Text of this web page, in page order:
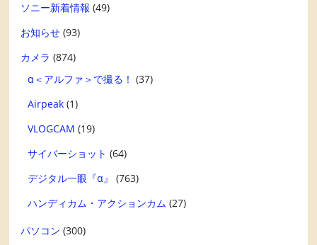
ソニー新着情報 (49)
お知らせ (93)
カメラ (874)
α＜アルファ＞で撮る！ (37)
Airpeak (1)
VLOGCAM (19)
サイバーショット (64)
デジタル一眼『α』
(763)
ハンディカム・アクションカム (27)
パソコン (300)